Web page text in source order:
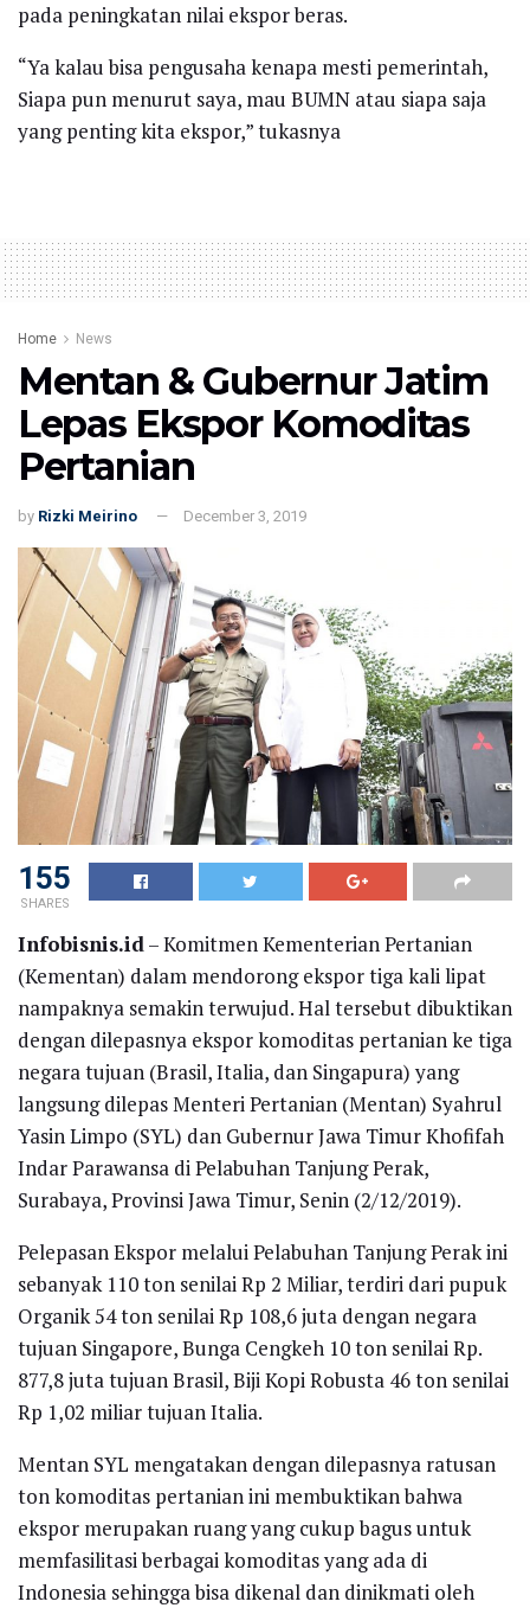
pada peningkatan nilai ekspor beras.
“Ya kalau bisa pengusaha kenapa mesti pemerintah,
Siapa pun menurut saya, mau BUMN atau siapa saja
yang penting kita ekspor,” tukasnya
Home News
Mentan & Gubernur Jatim
Lepas Ekspor Komoditas
Pertanian
by Rizki Meirino December 3, 2019
155
SHARES
Infobisnis.id– Komitmen Kementerian Pertanian
(Kementan) dalam mendorong ekspor tiga kali lipat
nampaknya semakin terwujud. Hal tersebut dibuktikan
dengan dilepasnya ekspor komoditas pertanian ke tiga
negara tujuan (Brasil, Italia, dan Singapura) yang
langsung dilepas Menteri Pertanian (Mentan) Syahrul
Yasin Limpo (SYL) dan Gubernur Jawa Timur Khofifah
Indar Parawansa di Pelabuhan Tanjung Perak,
Surabaya, Provinsi Jawa Timur, Senin (2/12/2019).
Pelepasan Ekspor melalui Pelabuhan Tanjung Perak ini
sebanyak 110 ton senilai Rp 2 Miliar, terdiri dari pupuk
Organik 54 ton senilai Rp 108,6 juta dengan negara
tujuan Singapore, Bunga Cengkeh 10 ton senilai Rp.
877,8 juta tujuan Brasil, Biji Kopi Robusta 46 ton senilai
Rp 1,02 miliar tujuan Italia.
Mentan SYL mengatakan dengan dilepasnya ratusan
ton komoditas pertanian ini membuktikan bahwa
ekspor merupakan ruang yang cukup bagus untuk
memfasilitasi berbagai komoditas yang ada di
Indonesia sehingga bisa dikenal dan dinikmati oleh